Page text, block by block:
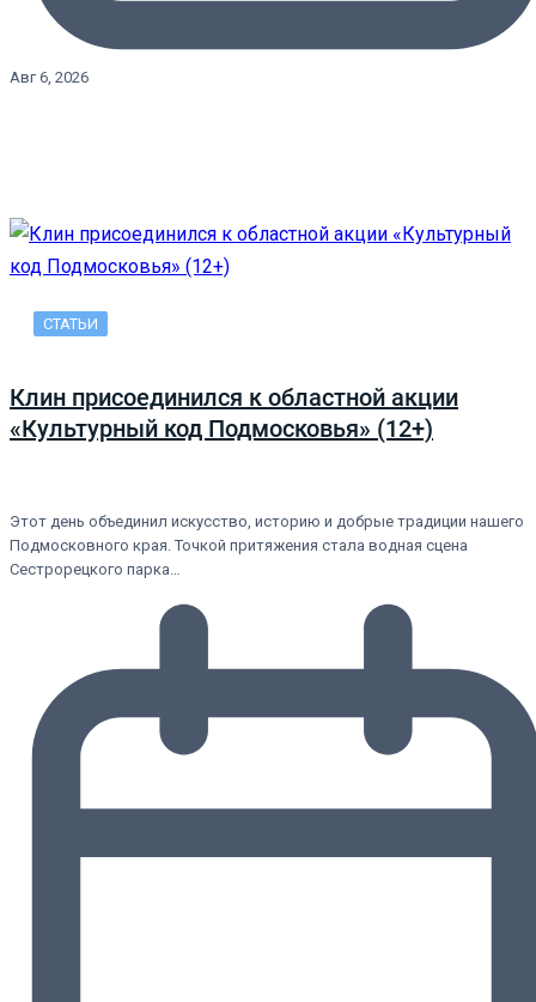
Авг 6, 2026
СТАТЬИ
Клин присоединился к областной акции
«Культурный код Подмосковья» (12+)
Этот день объединил искусство, историю и добрые традиции нашего
Подмосковного края. Точкой притяжения стала водная сцена
Сестрорецкого парка…